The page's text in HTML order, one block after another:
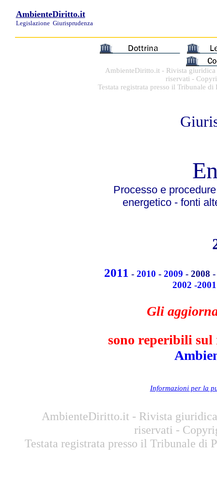
AmbienteDiritto.it
Legislazione Giurisprudenza
AmbienteDiritto.it - Rivista
riservati -
Testata registrata presso il Tribunale
Processo e
energetico - fonti
2011 - 2010 - 2009 - 2008
2002 -
Gli
sono reperibili
Informazioni per la
AmbienteDiritto.it - Rivista
riservati -
Testata registrata presso il Tribunale di